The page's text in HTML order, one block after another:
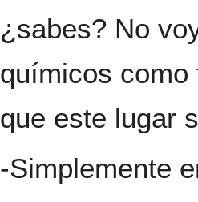
¿sabes? No
químicos como
que este lugar
-Simplemente